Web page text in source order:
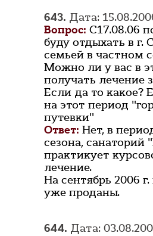
643. Дата:
Вопрос: С17.08.06
буду отдыхать в г.
семьей в частном
Можно ли у вас в
получать лечение
Если да то какое?
на этот период
путевки"
Ответ: Нет, в
сезона, санаторий
практикует
лечение.
На сентябрь 2006
уже проданы.
644. Дата: